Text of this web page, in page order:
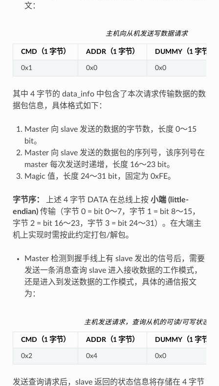
文：
主机向从机发送写数据请求
CMD（1 字节） ADDR（1 字节） DUMMY（1 字节）
0x1 0x0 0x0
其中 4 字节的 data_info 中包含了本次请求传输数据的数
据包信息，具体格式如下：
Master 向 slave 发送的数据的字节数，长度 0～15
bit。
Master 向 slave 发送的数据包的序列号，该序列号在
master 每次发送时递增，长度 16～23 bit。
Magic 值，长度 24～31 bit，固定为 0xFE。
字节序： 上述 4 字节 DATA 在总线上按 小端 (little-
endian)传输（字节 0 = bit 0～7，字节 1 = bit 8～15，
字节 2 = bit 16～23，字节 3 = bit 24～31）。在大端主
机上实现时需按此约定打包/解包。
Master 检测到握手线上有 slave 发出的信号后，需要
发送一条消息查询 slave 进入接收数据的工作模式，
还是进入到发送数据的工作模式，具体的通信报文
为：
主机发送请求，查询从机的可读/可写状态
CMD（1 字节） ADDR（1 字节） DUMMY（1 字节）
0x2 0x4 0x0
发送查询请求后，slave 返回的状态信息将存储在 4 字节